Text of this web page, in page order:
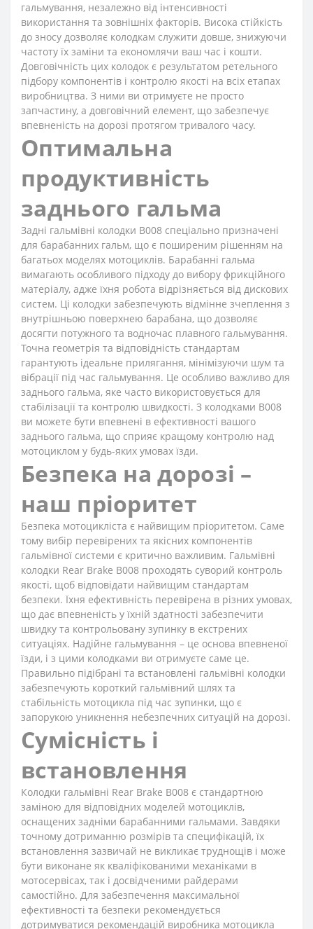
гальмування, незалежно від інтенсивності
використання та зовнішніх факторів. Висока стійкість
до зносу дозволяє колодкам служити довше, знижуючи
частоту їх заміни та економлячи ваш час і кошти.
Довговічність цих колодок є результатом ретельного
підбору компонентів і контролю якості на всіх етапах
виробництва. З ними ви отримуєте не просто
запчастину, а довговічний елемент, що забезпечує
впевненість на дорозі протягом тривалого часу.
Оптимальна
продуктивність
заднього гальма
Задні гальмівні колодки B008 спеціально призначені
для барабанних гальм, що є поширеним рішенням на
багатьох моделях мотоциклів. Барабанні гальма
вимагають особливого підходу до вибору фрикційного
матеріалу, адже їхня робота відрізняється від дискових
систем. Ці колодки забезпечують відмінне зчеплення з
внутрішньою поверхнею барабана, що дозволяє
досягти потужного та водночас плавного гальмування.
Точна геометрія та відповідність стандартам
гарантують ідеальне прилягання, мінімізуючи шум та
вібрації під час гальмування. Це особливо важливо для
заднього гальма, яке часто використовується для
стабілізації та контролю швидкості. З колодками B008
ви можете бути впевнені в ефективності вашого
заднього гальма, що сприяє кращому контролю над
мотоциклом у будь-яких умовах їзди.
Безпека на дорозі –
наш пріоритет
Безпека мотоцикліста є найвищим пріоритетом. Саме
тому вибір перевірених та якісних компонентів
гальмівної системи є критично важливим. Гальмівні
колодки Rear Brake B008 проходять суворий контроль
якості, щоб відповідати найвищим стандартам
безпеки. Їхня ефективність перевірена в різних умовах,
що дає впевненість у їхній здатності забезпечити
швидку та контрольовану зупинку в екстрених
ситуаціях. Надійне гальмування – це основа впевненої
їзди, і з цими колодками ви отримуєте саме це.
Правильно підібрані та встановлені гальмівні колодки
забезпечують короткий гальмівний шлях та
стабільність мотоцикла під час зупинки, що є
запорукою уникнення небезпечних ситуацій на дорозі.
Сумісність і
встановлення
Колодки гальмівні Rear Brake B008 є стандартною
заміною для відповідних моделей мотоциклів,
оснащених задніми барабанними гальмами. Завдяки
точному дотриманню розмірів та специфікацій, їх
встановлення зазвичай не викликає труднощів і може
бути виконане як кваліфікованими механіками в
мотосервісах, так і досвідченими райдерами
самостійно. Для забезпечення максимальної
ефективності та безпеки рекомендується
дотримуватися рекомендацій виробника мотоцикла